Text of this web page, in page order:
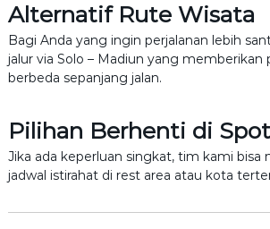
Alternatif Rute Wisata
Bagi Anda yang ingin perjalanan lebih
jalur via Solo – Madiun yang memberikan
berbeda sepanjang jalan.
Pilihan Berhenti di
Jika ada keperluan singkat, tim kami bisa
jadwal istirahat di rest area atau kota